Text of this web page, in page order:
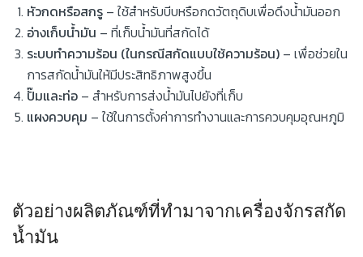
หัวกดหรือสกรู – ใช้สำหรับบีบหรือกดวัตถุดิบเพื่อดึงน้ำมันออก
อ่างเก็บน้ำมัน – ที่เก็บน้ำมันที่สกัดได้
ระบบทำความร้อน (ในกรณีสกัดแบบใช้ความร้อน) – เพื่อช่วยใน
การสกัดน้ำมันให้มีประสิทธิภาพสูงขึ้น
ปั๊มและท่อ – สำหรับการส่งน้ำมันไปยังที่เก็บ
แผงควบคุม – ใช้ในการตั้งค่าการทำงานและการควบคุมอุณหภูมิ
ตัวอย่างผลิตภัณฑ์ที่ทำมาจากเครื่องจักรสกัด
น้ำมัน